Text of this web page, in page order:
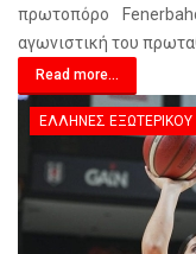
πρωτοπόρο
αγωνιστική του
Read more...
ΈΛΛΗΝΕΣ ΕΞΩΤΕΡΙΚΟΎ